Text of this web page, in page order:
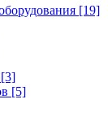
[19]
[3]
[5]